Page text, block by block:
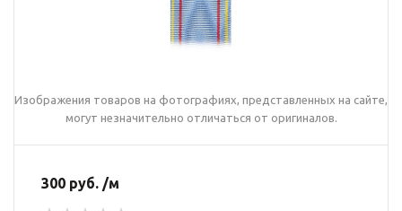
Изображения товаров на фотографиях, представленных на сайте,
могут незначительно отличаться от оригиналов.
300 руб. /м